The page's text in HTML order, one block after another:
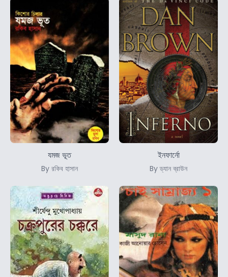
যমজ ভূত
By রকিব হাসান
ইনফার্নো
By ড্যান ব্রাউন